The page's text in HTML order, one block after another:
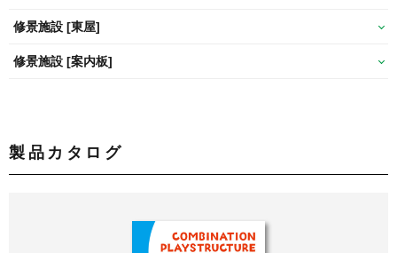
修景施設 [東屋]
修景施設 [案内板]
製品カタログ